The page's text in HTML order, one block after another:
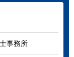
事務所